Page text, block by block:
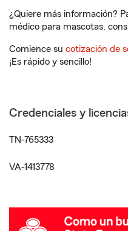
¿Quiere más información?
médico para mascotas,
Comience su cotización de
¡Es rápido y sencillo!
Credenciales y
TN-765333
VA-1413778